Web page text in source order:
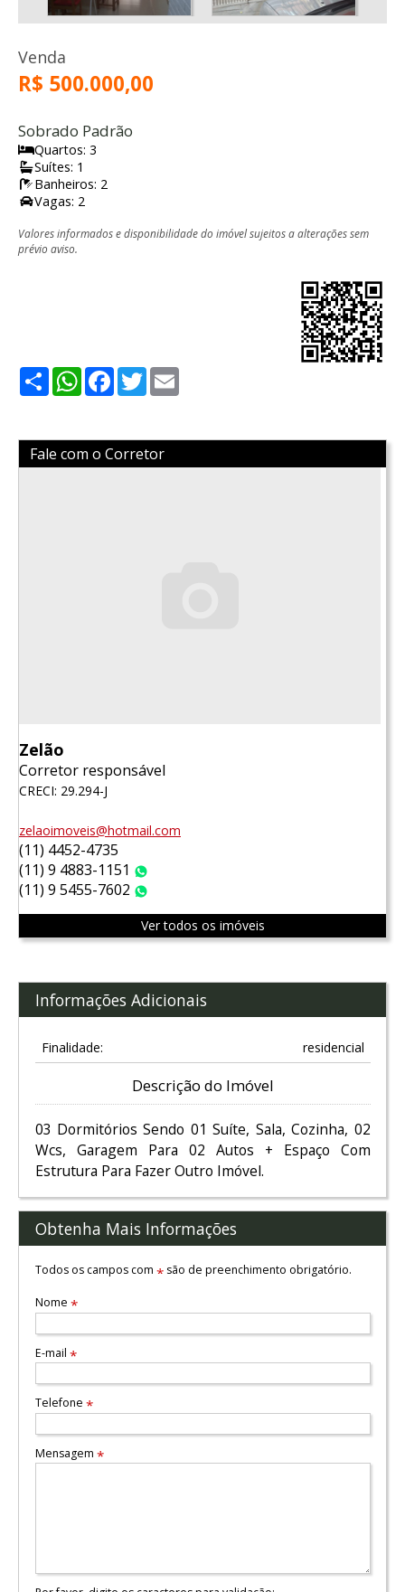
Venda
R$ 500.000,00
Sobrado Padrão
Quartos: 3
Suítes: 1
Banheiros: 2
Vagas: 2
Valores informados e disponibilidade do imóvel sujeitos a alterações sem
prévio aviso.
ShareWhatsApp
Facebook
Twitter
Fale com o Corretor
Zelão
Corretor responsável
CRECI: 29.294-J
zelaoimoveis@hotmail.com
(11) 4452-4735
(11) 9 4883-1151
(11) 9 5455-7602
Ver todos os imóveis
Informações Adicionais
Finalidade: residencial
Descrição do Imóvel
03 Dormitórios Sendo 01 Suíte, Sala, Cozinha, 02
Wcs, Garagem Para 02 Autos + Espaço Com
Estrutura Para Fazer Outro Imóvel.
Obtenha Mais Informações
Todos os campos com *são de preenchimento obrigatório.
Nome *
E-mail *
Telefone *
Mensagem *